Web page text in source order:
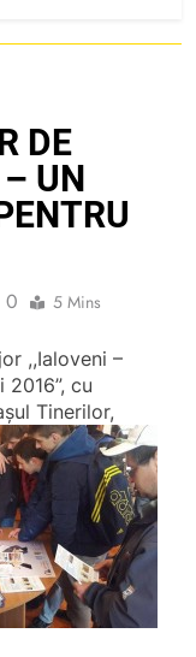
DE
UN
0 5 Mins
,,Ialoveni –
cu
Tinerilor,